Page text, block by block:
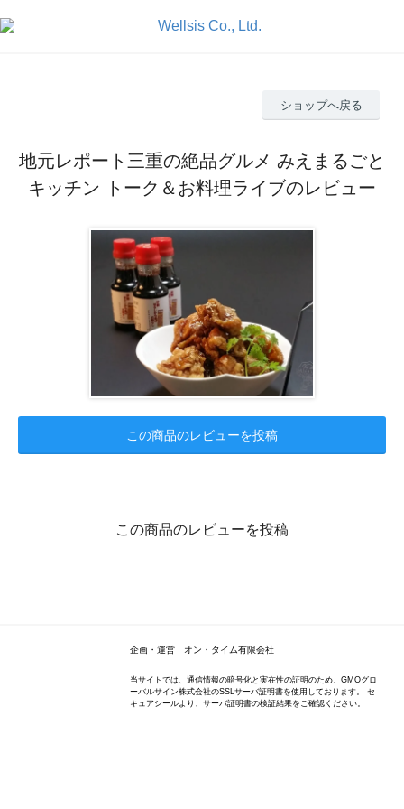
ショップへ戻る
地元レポート三重の絶品グルメ みえまるごと
キッチン トーク＆お料理ライブのレビュー
この商品のレビューを投稿
この商品のレビューを投稿
企画・運営 オン・タイム有限会社
当サイトでは、通信情報の暗号化と実在性の証明のため、GMOグロ
ーバルサイン株式会社のSSLサーバ証明書を使用しております。 セ
キュアシールより、サーバ証明書の検証結果をご確認ください。